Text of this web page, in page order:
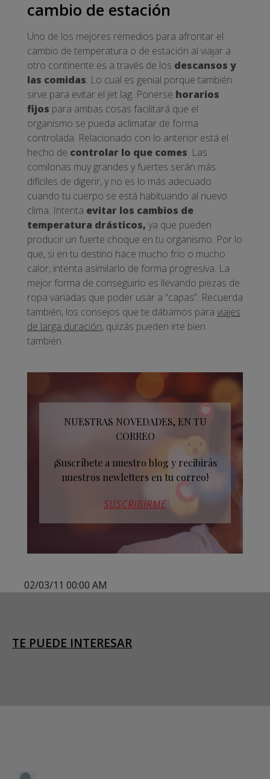
cambio de estación
Uno de los mejores remedios para afrontar el
cambio de temperatura o de estación al viajar a
otro continente es a través de los descansos y
las comidas. Lo cual es genial porque también
sirve para evitar el jet lag. Ponerse horarios
fijos para ambas cosas facilitará que el
organismo se pueda aclimatar de forma
controlada. Relacionado con lo anterior está el
hecho de controlar lo que comes. Las
comilonas muy grandes y fuertes serán más
difíciles de digerir, y no es lo más adecuado
cuando tu cuerpo se está habituando al nuevo
clima. Intenta evitar los cambios de
temperatura drásticos, ya que pueden
producir un fuerte choque en tu organismo. Por lo
que, si en tu destino hace mucho frío o mucho
calor, intenta asimilarlo de forma progresiva. La
mejor forma de conseguirlo es llevando piezas de
ropa variadas que poder usar a “capas”. Recuerda
también, los consejos que te dábamos para viajes
de larga duración, quizás pueden irte bien
también.
NUESTRAS NOVEDADES, EN TU
CORREO
¡Suscríbete a nuestro blog y recibirás
nuestros newletters en tu correo!
SUSCRIBIRME
02/03/11 00:00 AM
TE PUEDE INTERESAR